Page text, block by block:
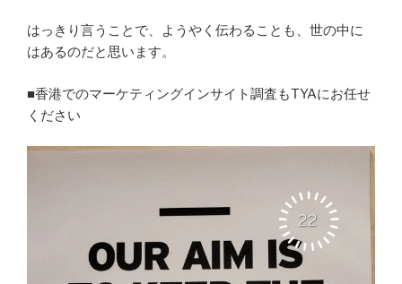
はっきり言うことで、ようやく伝わることも、世の中に
はあるのだと思います。
■香港でのマーケティングインサイト調査もTYAにお任せ
ください